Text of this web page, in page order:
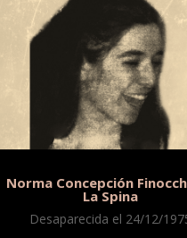
Norma Concepción
La Spina
Desaparecida el 24/12/